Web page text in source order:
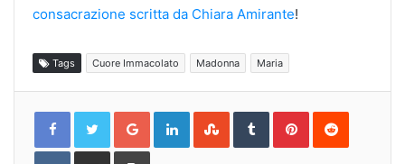
consacrazione scritta da Chiara Amirante!
Tags Cuore Immacolato Madonna Maria
Google+LinkedInStumbleUpon
TumblrPinterestReddit
VKontakteShare Print